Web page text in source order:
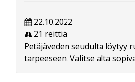
22.10.2022
21 reittiä
Petäjäveden seudulta löytyy
tarpeeseen. Valitse alta